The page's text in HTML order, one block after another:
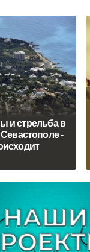
и стрельба в
-